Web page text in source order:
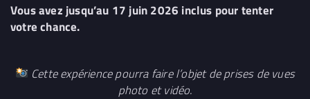
Vous avez jusqu’au 17 juin 2026 inclus pour tenter
votre chance.
Cette expérience pourra faire l’objet de prises de vues
photo et vidéo.